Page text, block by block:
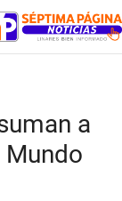
a
Mundo